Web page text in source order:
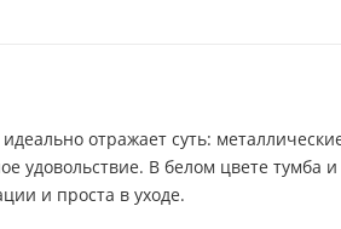
отражает суть:
В белом цвете тумба
и проста в уходе.